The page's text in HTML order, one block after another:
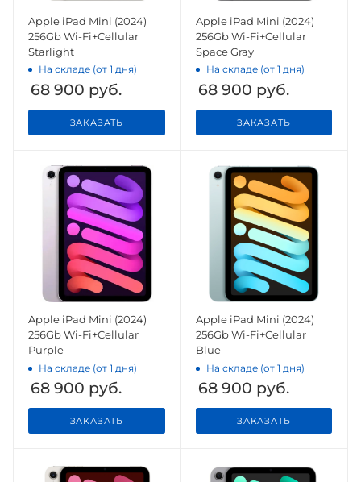
Apple iPad Mini (2024)
256Gb Wi-Fi+Cellular
Starlight
На складе (от 1 дня)
68 900 руб.
ЗАКАЗАТЬ
Apple iPad Mini (2024)
256Gb Wi-Fi+Cellular
Space Gray
На складе (от 1 дня)
68 900 руб.
ЗАКАЗАТЬ
Apple iPad Mini (2024)
256Gb Wi-Fi+Cellular
Purple
На складе (от 1 дня)
68 900 руб.
ЗАКАЗАТЬ
Apple iPad Mini (2024)
256Gb Wi-Fi+Cellular
Blue
На складе (от 1 дня)
68 900 руб.
ЗАКАЗАТЬ